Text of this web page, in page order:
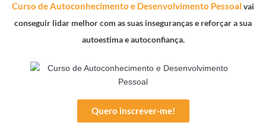
Curso de Autoconhecimento e Desenvolvimento Pessoal vai
conseguir lidar melhor com as suas inseguranças e reforçar a sua
autoestima e autoconfiança.
Quero inscrever-me!